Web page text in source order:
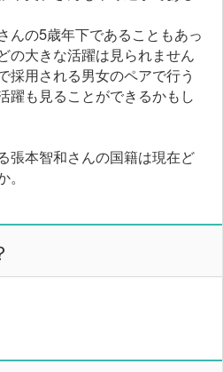
んの5歳年下であることもあっ
の大きな活躍は見られません
採用される男女のペアで行う
躍も見ることができるかもし
張本智和さんの国籍は現在ど